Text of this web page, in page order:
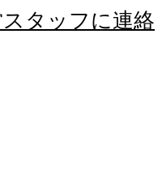
タッフに連絡